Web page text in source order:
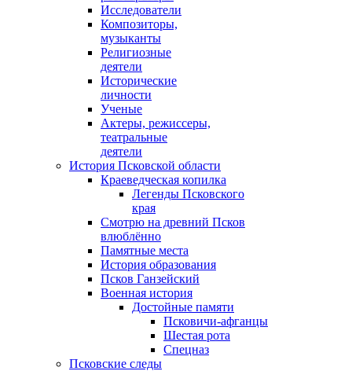
Исследователи
Композиторы,
музыканты
Религиозные
деятели
Исторические
личности
Ученые
Актеры, режиссеры,
театральные
деятели
История Псковской области
Краеведческая копилка
Легенды Псковского
края
Смотрю на древний Псков
влюблённо
Памятные места
История образования
Псков Ганзейский
Военная история
Достойные памяти
Псковичи-афганцы
Шестая рота
Спецназ
Псковские следы